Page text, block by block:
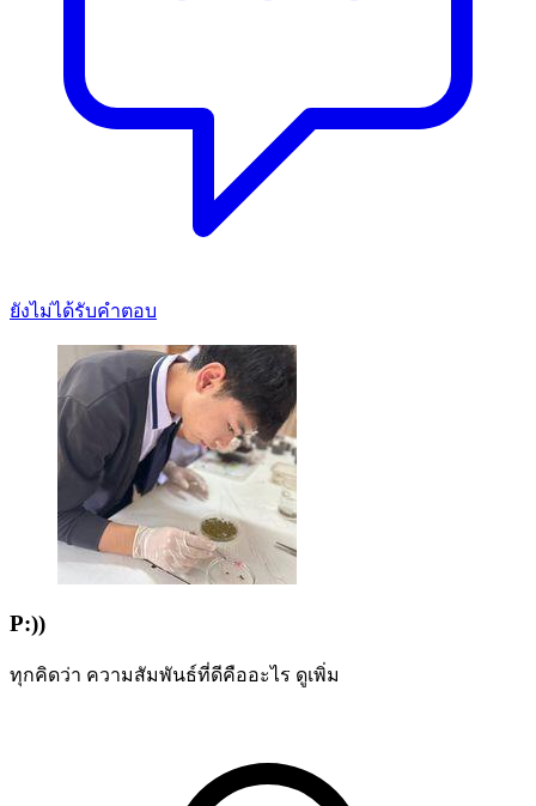
ยังไม่ได้รับคำตอบ
P:))
ทุกคิดว่า ความสัมพันธ์ที่ดีคืออะไร ดูเพิ่ม